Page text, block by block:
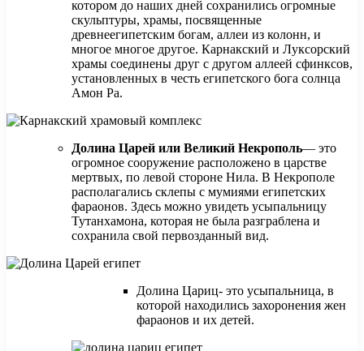
котором до наших дней сохранились огромные
скульптуры, храмы, посвященные
древнеегипетским богам, аллеи из колонн, и
многое многое другое. Карнакский и Луксорский
храмы соединены друг с другом аллеей сфинксов,
установленных в честь египетского бога солнца
Амон Ра.
Долина Царей или Великий Некрополь— это
огромное сооружение расположено в царстве
мертвых, по левой стороне Нила. В Некрополе
располагались склепы с мумиями египетских
фараонов. Здесь можно увидеть усыпальницу
Тутанхамона, которая не была разграблена и
сохранила свой первозданный вид.
Долина Цариц- это усыпальница, в
которой находились захоронения жен
фараонов и их детей.